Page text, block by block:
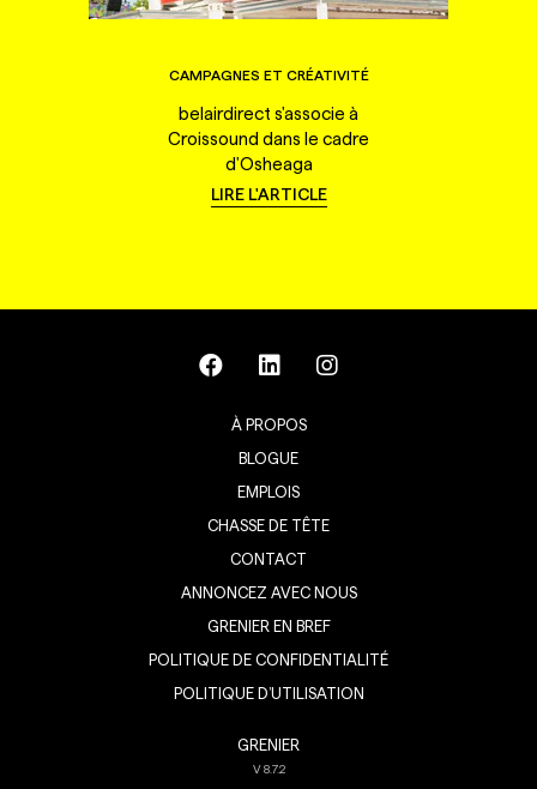
CAMPAGNES ET CRÉATIVITÉ
belairdirect s'associe à
Croissound dans le cadre
d'Osheaga
LIRE L'ARTICLE
À PROPOS
BLOGUE
EMPLOIS
CHASSE DE TÊTE
CONTACT
ANNONCEZ AVEC NOUS
GRENIER EN BREF
POLITIQUE DE CONFIDENTIALITÉ
POLITIQUE D’UTILISATION
GRENIER
V8.7.2